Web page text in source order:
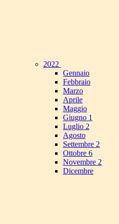
2022
Gennaio
Febbraio
Marzo
Aprile
Maggio
Giugno 1
Luglio 2
Agosto
Settembre 2
Ottobre 6
Novembre 2
Dicembre